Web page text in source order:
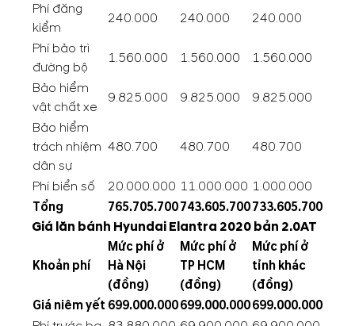
Phí đăng
kiểm
240.000 240.000
240.000
Phí bảo trì
đường bộ
1.560.000 1.560.000
1.560.000
Bảo hiểm
vật chất xe
9.825.000 9.825.000
9.825.000
Bảo hiểm
trách nhiệm
dân sự
480.700 480.700 480.700
Phí biển số 20.000.000 11.000.000 1.000.000
Tổng
765.705.700743.605.700733.605.700
Giá lăn bánh Hyundai Elantra 2020 bản 2.0AT
Khoản phí
Mức phí ở
Hà Nội
(đồng)
Mức phí ở
TP HCM
(đồng)
Mức phí ở
tỉnh khác
(đồng)
Giá niêm yết 699.000.000699.000.000699.000.000